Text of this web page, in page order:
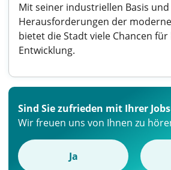
Mit seiner industriellen Basis
Herausforderungen der
bietet die Stadt viele Chancen
Entwicklung.
Sind Sie zufrieden mit Ihrer
Wir freuen uns von Ihnen zu
Ja